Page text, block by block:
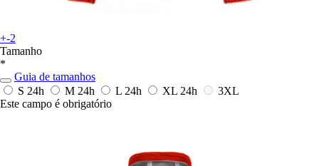
+-2
Tamanho
*
Guia de tamanhos
S 24h M 24h L 24h XL 24h
3XL
Este campo é obrigatório